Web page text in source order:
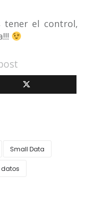
tener el control,
Small Data
datos